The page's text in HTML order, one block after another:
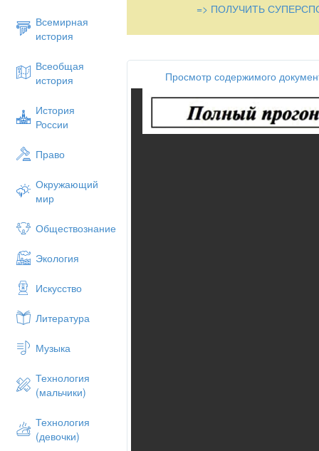
Всемирная
история
Всеобщая
история
История
России
Право
Окружающий
мир
Обществознание
Экология
Искусство
Литература
Музыка
Технология
(мальчики)
Технология
(девочки)
=> ПОЛУЧИТЬ
Просмотр содержимого